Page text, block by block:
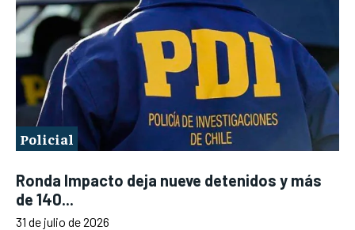
Policial
Ronda Impacto deja nueve detenidos y más
de 140...
31 de julio de 2026